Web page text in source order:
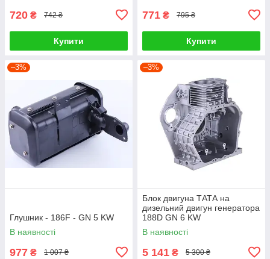
720 ₴ 742 ₴
Купити
771 ₴ 795 ₴
Купити
–3%
Глушник - 186F - GN 5 KW
В наявності
977 ₴ 1 007 ₴
–3%
Блок двигуна ТАТА на
дизельний двигун генератора
188D GN 6 KW
В наявності
5 141 ₴ 5 300 ₴